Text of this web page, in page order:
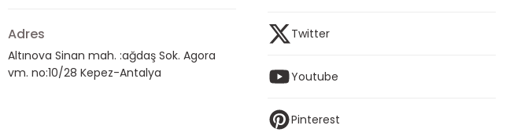
Adres
Altınova Sinan mah. :ağdaş Sok. Agora
vm. no:10/28 Kepez-Antalya
Twitter
Youtube
Pinterest